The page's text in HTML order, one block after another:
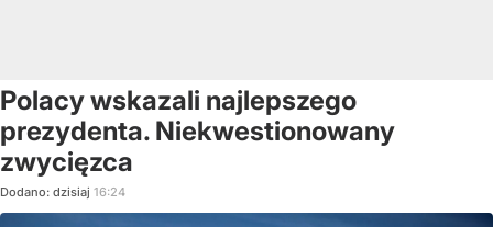
Polacy wskazali najlepszego
prezydenta. Niekwestionowany
zwycięzca
Dodano: dzisiaj 16:24